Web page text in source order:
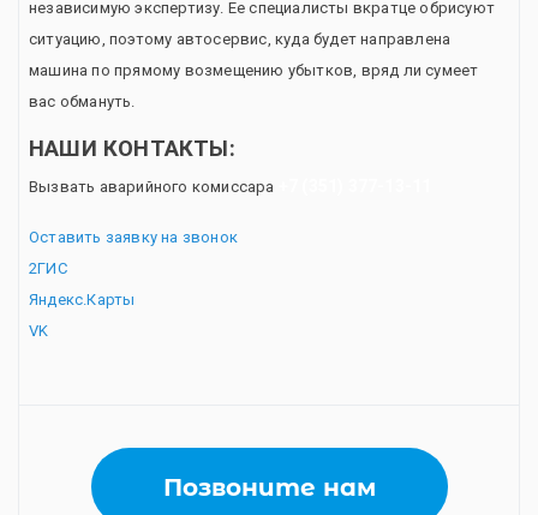
независимую экспертизу. Ее специалисты вкратце обрисуют
ситуацию, поэтому автосервис, куда будет направлена
машина по прямому возмещению убытков, вряд ли сумеет
вас обмануть.
НАШИ КОНТАКТЫ:
Вызвать аварийного комиссара
Оставить заявку на звонок
2ГИС
Яндекс.Карты
VK
Позвоните нам